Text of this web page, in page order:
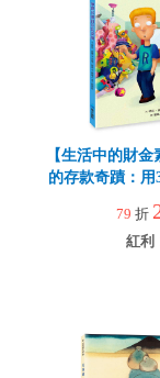
【生活中的財
的存款奇蹟：
79 折
紅利